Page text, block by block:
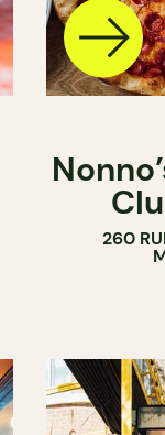
260